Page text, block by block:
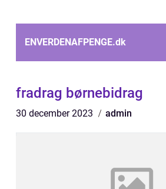
ENVERDENAFPENGE.dk
fradrag børnebidrag
30 december 2023 admin